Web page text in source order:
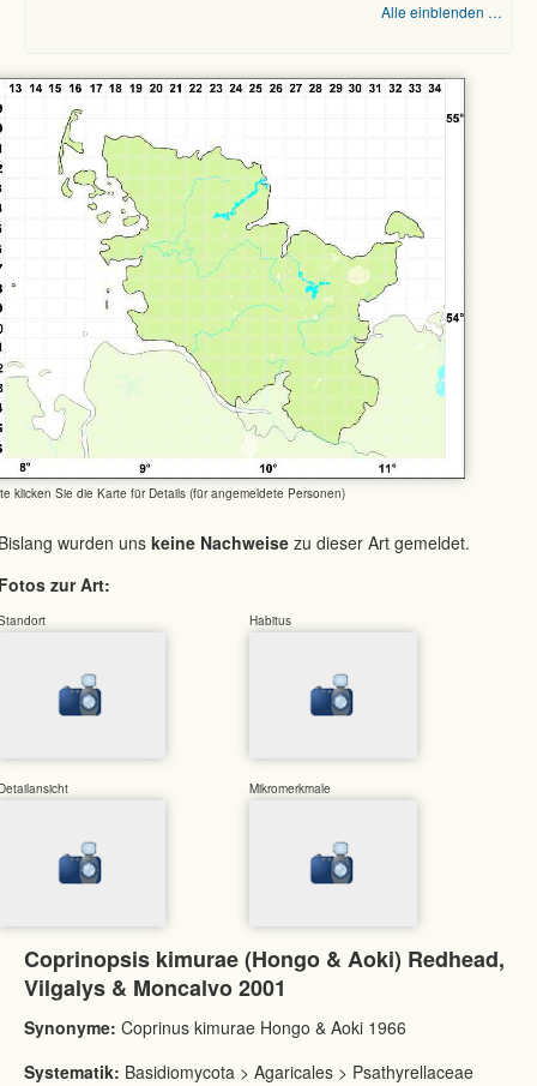
Alle einblenden …
klicken Sie die Karte für Details (für angemeldete Personen)
wurden uns keine Nachweise zu dieser Art gemeldet.
zur Art:
Habitus
Mikromerkmale
Coprinopsis kimurae (Hongo & Aoki) Redhead,
Vilgalys & Moncalvo 2001
Synonyme: Coprinus kimurae Hongo & Aoki 1966
Systematik: Basidiomycota > Agaricales > Psathyrellaceae